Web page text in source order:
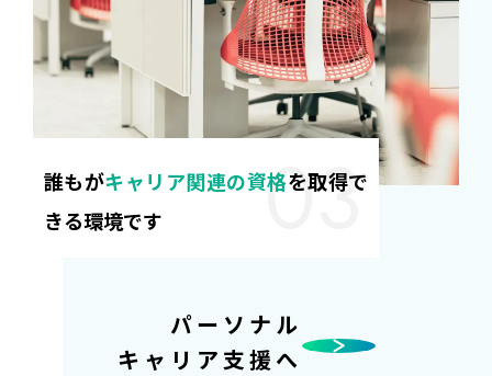
誰もがキャリア関連の資格を取得で
きる環境です
パーソナル
キャリア支援へ